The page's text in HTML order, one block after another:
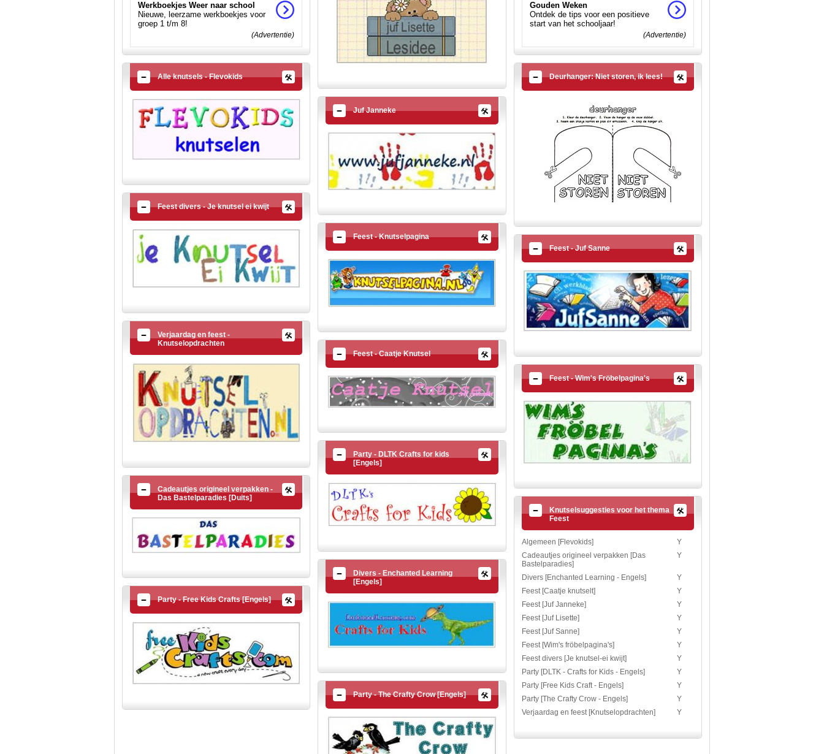
Werkboekjes Weer naar school
Nieuwe, leerzame werkboekjes voor
groep 1 t/m 8!
(Advertentie)
Alle knutsels - Flevokids
Feest divers - Je knutsel ei kwijt
Verjaardag en feest -
Knutselopdrachten
Cadeautjes origineel verpakken -
Das Bastelparadies [Duits]
Party - Free Kids Crafts [Engels]
Juf Janneke
Feest - Knutselpagina
Feest - Caatje Knutsel
Party - DLTK Crafts for kids
[Engels]
Divers - Enchanted Learning
[Engels]
Party - The Crafty Crow [Engels]
Gouden Weken
Ontdek de tips voor een positieve
start van het schooljaar!
(Advertentie)
Deurhanger: Niet storen, ik lees!
Feest - Juf Sanne
Feest - Wim's Fröbelpagina's
Knutselsuggesties voor het thema
Feest
Algemeen [Flevokids]
Y
Cadeautjes origineel verpakken [Das
Bastelparadies]
Y
Divers [Enchanted Learning - Engels]
Y
Feest [Caatje knutselt]
Y
Feest [Juf Janneke]
Y
Feest [Juf Lisette]
Y
Feest [Juf Sanne]
Y
Feest [Wim's fröbelpagina's]
Y
Feest divers [Je knutsel-ei kwijt]
Y
Party [DLTK - Crafts for Kids - Engels]
Y
Party [Free Kids Craft - Engels]
Y
Party [The Crafty Crow - Engels]
Y
Verjaardag en feest [Knutselopdrachten]
Y